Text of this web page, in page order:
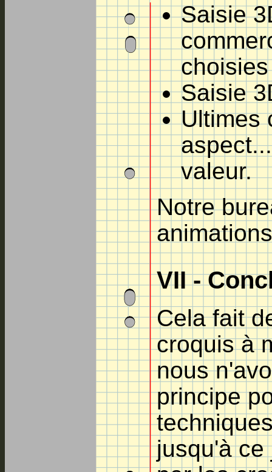
Saisie
choisies
Saisie
Ultimes
valeur.
Notre
VII -
Cela fait
croquis à
nous
principe
jusqu'à ce